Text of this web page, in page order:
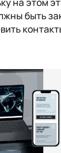
на этом
быть